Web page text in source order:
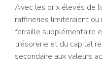
Avec les prix élevés de
raffineries limiteraient ou
ferraille supplémentaire
trésorerie et du capital
secondaire aux valeurs